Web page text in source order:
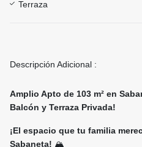
Terraza
Descripción Adicional :
Amplio Apto de 103 m² en
Balcón y Terraza Privada!
¡El espacio que tu familia
Sabaneta! 🏔️